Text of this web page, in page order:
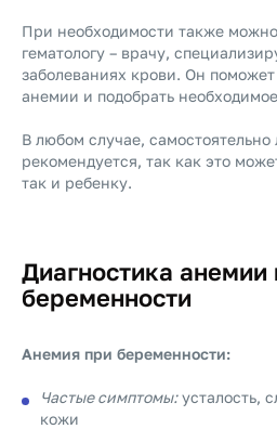
При необходимости также можно
гематологу – врачу,
заболеваниях крови. Он
анемии и подобрать
В любом случае, самостоятельно
рекомендуется, так как это
так и ребенку.
Диагностика анемии
беременности
Анемия при беременности:
Частые симптомы:усталость,
кожи